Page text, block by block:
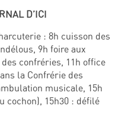
D’ICI
: 8h cuisson des
9h foire aux
confréries, 11h office
la Confrérie des
musicale, 15h
cochon), 15h30 : défilé